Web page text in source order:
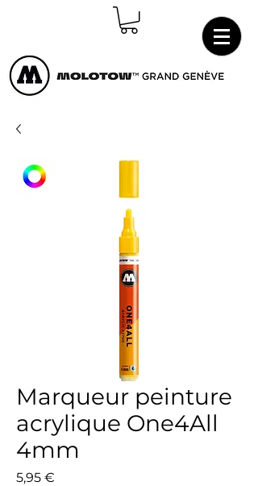
Marqueur peinture
acrylique One4All
4mm
5,95 €